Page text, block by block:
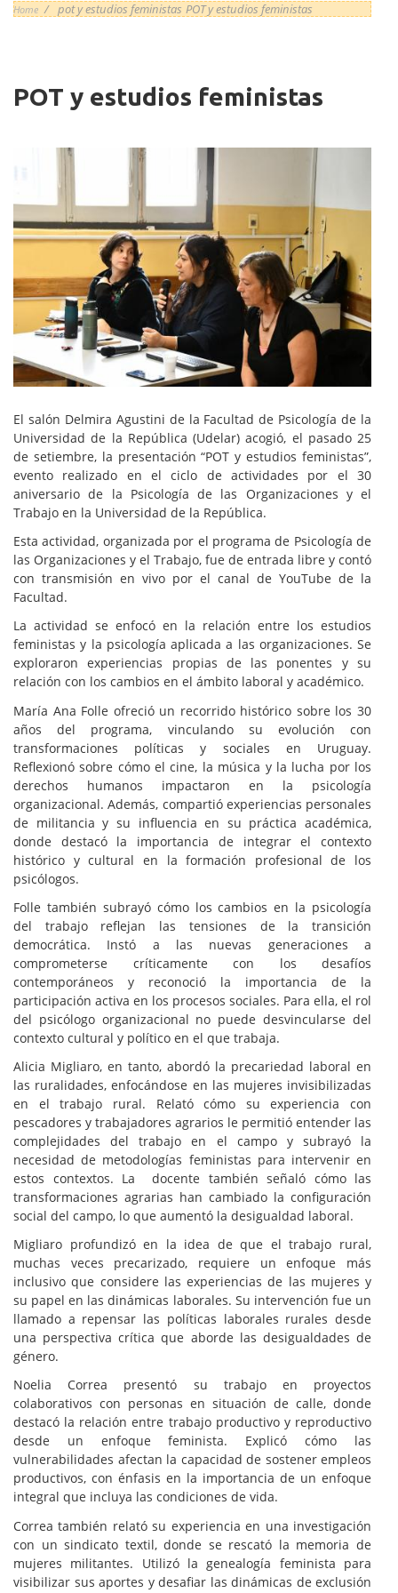
Home / pot y estudios feministas POT y estudios feministas
POT y estudios feministas
El salón Delmira Agustini de la Facultad de Psicología de la
Universidad de la República (Udelar) acogió, el pasado 25
de setiembre, la presentación “POT y estudios feministas”,
evento realizado en el ciclo de actividades por el 30
aniversario de la Psicología de las Organizaciones y el
Trabajo en la Universidad de la República.
Esta actividad, organizada por el programa de Psicología de
las Organizaciones y el Trabajo, fue de entrada libre y contó
con transmisión en vivo por el canal de YouTube de la
Facultad.
La actividad se enfocó en la relación entre los estudios
feministas y la psicología aplicada a las organizaciones. Se
exploraron experiencias propias de las ponentes y su
relación con los cambios en el ámbito laboral y académico.
María Ana Folle ofreció un recorrido histórico sobre los 30
años del programa, vinculando su evolución con
transformaciones políticas y sociales en Uruguay.
Reflexionó sobre cómo el cine, la música y la lucha por los
derechos humanos impactaron en la psicología
organizacional. Además, compartió experiencias personales
de militancia y su influencia en su práctica académica,
donde destacó la importancia de integrar el contexto
histórico y cultural en la formación profesional de los
psicólogos.
Folle también subrayó cómo los cambios en la psicología
del trabajo reflejan las tensiones de la transición
democrática. Instó a las nuevas generaciones a
comprometerse críticamente con los desafíos
contemporáneos y reconoció la importancia de la
participación activa en los procesos sociales. Para ella, el rol
del psicólogo organizacional no puede desvincularse del
contexto cultural y político en el que trabaja.
Alicia Migliaro, en tanto, abordó la precariedad laboral en
las ruralidades, enfocándose en las mujeres invisibilizadas
en el trabajo rural. Relató cómo su experiencia con
pescadores y trabajadores agrarios le permitió entender las
complejidades del trabajo en el campo y subrayó la
necesidad de metodologías feministas para intervenir en
estos contextos. La docente también señaló cómo las
transformaciones agrarias han cambiado la configuración
social del campo, lo que aumentó la desigualdad laboral.
Migliaro profundizó en la idea de que el trabajo rural,
muchas veces precarizado, requiere un enfoque más
inclusivo que considere las experiencias de las mujeres y
su papel en las dinámicas laborales. Su intervención fue un
llamado a repensar las políticas laborales rurales desde
una perspectiva crítica que aborde las desigualdades de
género.
Noelia Correa presentó su trabajo en proyectos
colaborativos con personas en situación de calle, donde
destacó la relación entre trabajo productivo y reproductivo
desde un enfoque feminista. Explicó cómo las
vulnerabilidades afectan la capacidad de sostener empleos
productivos, con énfasis en la importancia de un enfoque
integral que incluya las condiciones de vida.
Correa también relató su experiencia en una investigación
con un sindicato textil, donde se rescató la memoria de
mujeres militantes. Utilizó la genealogía feminista para
visibilizar sus aportes y desafiar las dinámicas de exclusión